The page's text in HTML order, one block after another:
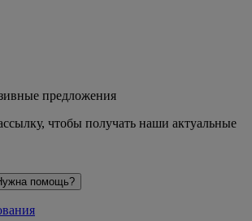
предложения
чтобы получать наши актуальные
помощь?